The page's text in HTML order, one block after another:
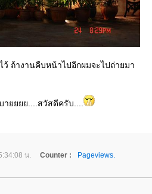
ว้ ถ้างานคืบหน้าไปอีกผมจะไปถ่ายมา
ยยยย....สวัสดีครับ....
น. Counter :
Pageviews.